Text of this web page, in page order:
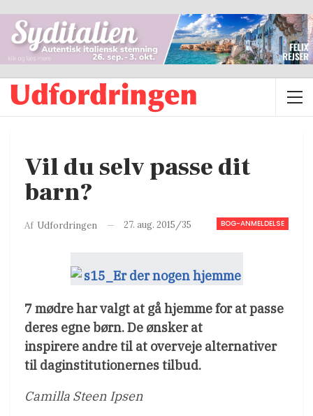
Vil du selv passe dit
barn?
BOG-ANMELDELSE
Af Udfordringen 27. aug. 2015/35
7 mødre har valgt at gå hjemme for at passe
deres egne børn. De ønsker at
inspirere andre til at overveje alternativer
til daginstitutionernes tilbud.
Camilla Steen Ipsen